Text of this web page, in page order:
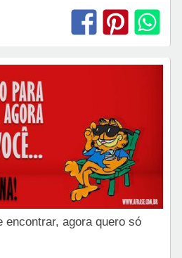
encontrar, agora quero só